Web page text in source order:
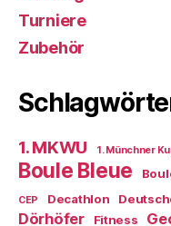
Turniere
Zubehör
1. MKWU 1. Münchner
Boule Bleue
CEP Decathlon
Dörhöfer Fitness